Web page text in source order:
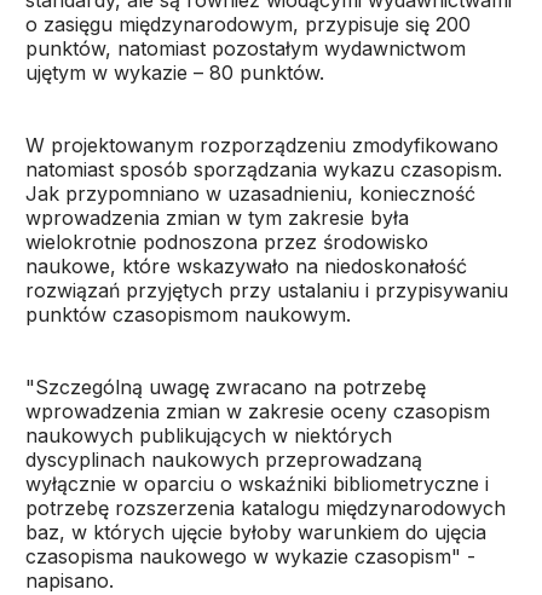
o zasięgu międzynarodowym, przypisuje się 200
punktów, natomiast pozostałym wydawnictwom
ujętym w wykazie – 80 punktów.
W projektowanym rozporządzeniu zmodyfikowano
natomiast sposób sporządzania wykazu czasopism.
Jak przypomniano w uzasadnieniu, konieczność
wprowadzenia zmian w tym zakresie była
wielokrotnie podnoszona przez środowisko
naukowe, które wskazywało na niedoskonałość
rozwiązań przyjętych przy ustalaniu i przypisywaniu
punktów czasopismom naukowym.
"Szczególną uwagę zwracano na potrzebę
wprowadzenia zmian w zakresie oceny czasopism
naukowych publikujących w niektórych
dyscyplinach naukowych przeprowadzaną
wyłącznie w oparciu o wskaźniki bibliometryczne i
potrzebę rozszerzenia katalogu międzynarodowych
baz, w których ujęcie byłoby warunkiem do ujęcia
czasopisma naukowego w wykazie czasopism" -
napisano.